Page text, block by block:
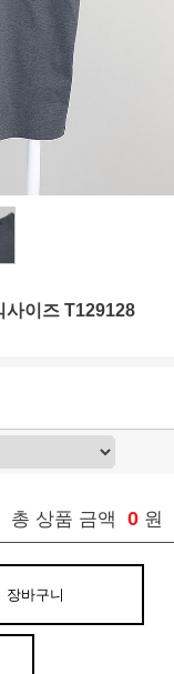
사이즈 T129128
총 상품 금액 0 원
장바구니